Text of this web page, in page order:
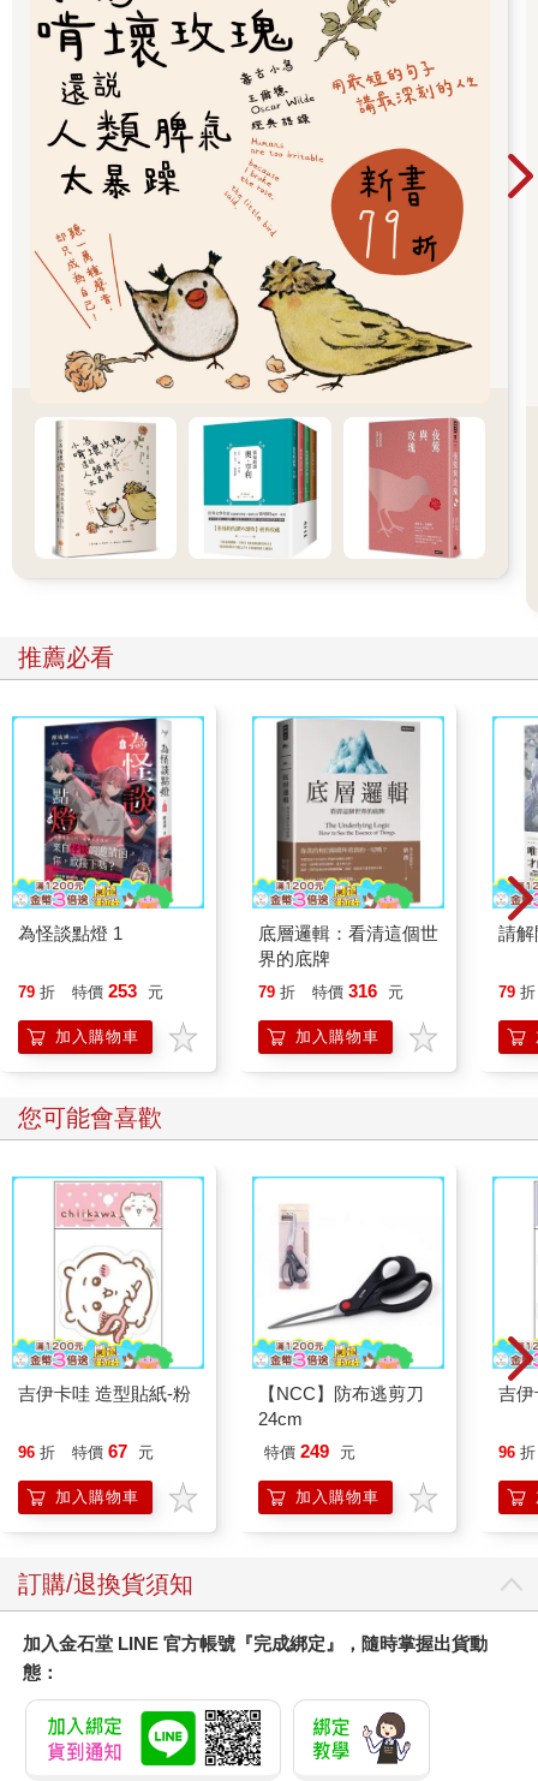
推薦必看
為怪談點燈 1
79 折 特價 253 元
加入購物車
底層邏輯：看清這個世
界的底牌
79 折 特價 316 元
加入購物車
請解
79 折
您可能會喜歡
吉伊卡哇 造型貼紙-粉
96 折 特價 67 元
加入購物車
【NCC】防布逃剪刀
24cm
特價 249 元
加入購物車
吉
96 折
訂購/退換貨須知
加入金石堂 LINE 官方帳號『完成綁定』，隨時掌握出貨動
態：